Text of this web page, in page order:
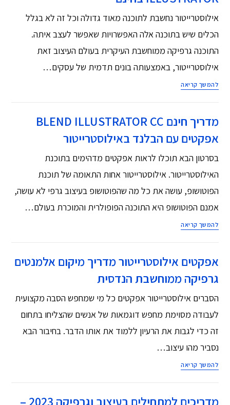
אילוסטרייטור נחשבת לתוכנה מאוד גדולה וכל זה לא בגלל
הכלים שיש בתוכנה אלה האפשרויות שאפשר לעצב איתה.
התוכנה גרפיקה ממוחשבת העיקרית בעולם העיצוב זאת
אילוסטרייטור, באמצעותה בונים תדמית של עסקים…
להמשך קריאה
מדריך חינם BLEND ILLUSTRATOR CC
אפקטים עם הבלנד באילוסטרייטור
בסרטון הבא תוכלו לראות אפקטים מדהימים בתוכנת
האילוסטרייטור. אילוסטרייטור אחות התאומה של תוכנת
הפוטושופ, עושה את כל מה שהפוטושופ בעיצוב גרפי לא עושה,
אמנם הפוטושופ היא התוכנה הפופולרית והמוכרת בעולם…
להמשך קריאה
אפקטים אילוסטרייטור מדריך מיקום אלמנטים
גרפיקה ממוחשבת הנדסית
הסברים אילוסטרייטור אפקטים כל מי שמחפש הסבה מקצועית
לעבודה מסוימת מחפש דוגמאות של אנשים שהצליחו בתחום
זה כדי לגבות את הרעיון ללמוד את אותו הדבר. בחיבור הבא
נסביר מהו עיצוב…
להמשך קריאה
מדריכים למתחילים בעיצוב וגרפיקה 2023 –